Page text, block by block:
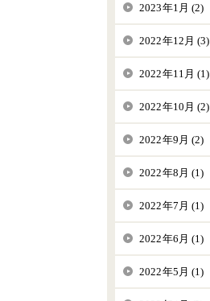
2023年1月 (2)
2022年12月 (3)
2022年11月 (1)
2022年10月 (2)
2022年9月 (2)
2022年8月 (1)
2022年7月 (1)
2022年6月 (1)
2022年5月 (1)